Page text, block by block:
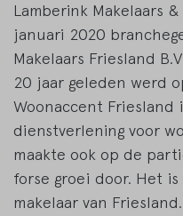
Lamberink Makelaars
januari 2020
Makelaars Friesland
20 jaar geleden werd
Woonaccent Friesland
dienstverlening voor
maakte ook op de
forse groei door. Het
makelaar van